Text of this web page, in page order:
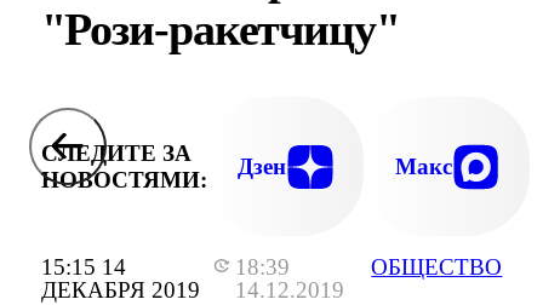
15:15 14
ДЕКАБРЯ 2019
18:39
14.12.2019
ОБЩЕСТВО
"Рози-ракетчицу"
СЛЕДИТЕ ЗА
НОВОСТЯМИ:
Дзен Макс